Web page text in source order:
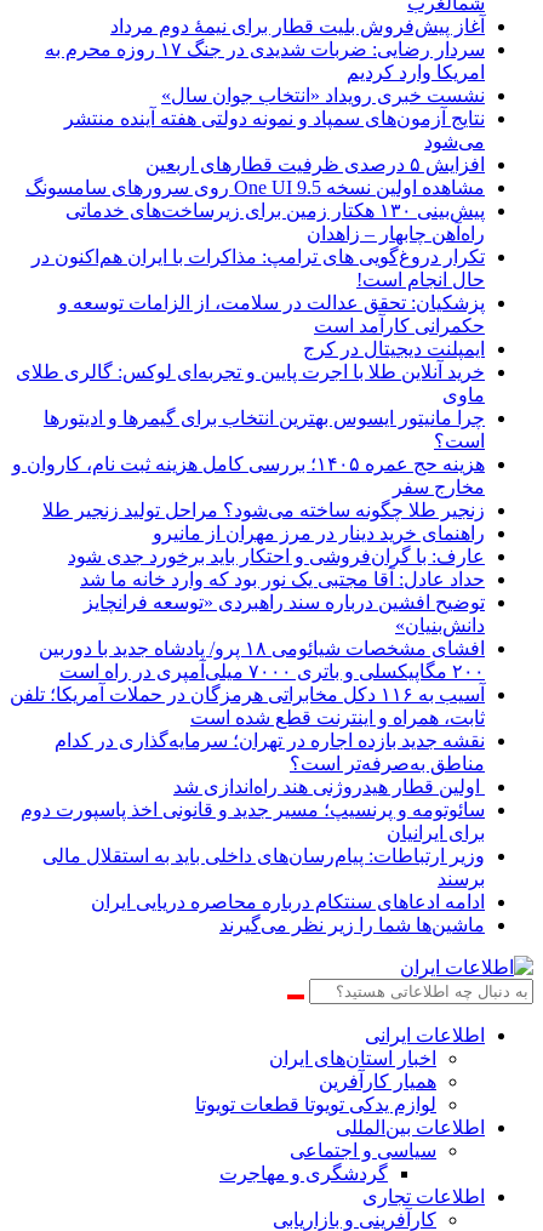
آغاز پیش‌فروش بلیت قطار برای نیمۀ دوم مرداد
سردار رضایی: ضربات شدیدی در جنگ ۱۷ روزه محرم به
امریکا وارد کردیم
نشست خبری رویداد «انتخاب جوان سال»
نتایج آزمون‌های سمپاد و نمونه دولتی هفته آینده منتشر
می‌شود
افزایش ۵ درصدی ظرفیت قطارهای اربعین
مشاهده اولین نسخه One UI 9.5 روی سرورهای سامسونگ
پیش‌بینی ۱۳۰ هکتار زمین برای زیرساخت‌های خدماتی
راه‌آهن چابهار – زاهدان
تکرار دروغ‌گویی های ترامپ: مذاکرات با ایران هم‌اکنون در
حال انجام است!
پزشکیان: تحقق عدالت در سلامت، از الزامات توسعه و
حکمرانی کارآمد است
ایمپلنت دیجیتال در کرج
خرید آنلاین طلا با اجرت پایین و تجربه‌ای لوکس: گالری طلای
ماوی
چرا مانیتور ایسوس بهترین انتخاب برای گیمرها و ادیتورها
است؟
هزینه حج عمره ۱۴۰۵؛ بررسی کامل هزینه ثبت نام، کاروان و
مخارج سفر
زنجیر طلا چگونه ساخته می‌شود؟ مراحل تولید زنجیر طلا
راهنمای خرید دینار در مرز مهران از مانیرو
عارف: با گران‌فروشی و احتکار باید برخورد جدی شود
حداد عادل: آقا مجتبی یک نور بود که وارد خانه ما شد
توضیح افشین درباره سند راهبردی «توسعه فرانچایز
دانش‌بنیان»
افشای مشخصات شیائومی ۱۸ پرو/ پادشاه جدید با دوربین
۲۰۰ مگاپیکسلی و باتری ۷۰۰۰ میلی‌آمپری در راه است
آسیب به ۱۱۶ دکل مخابراتی هرمزگان در حملات آمریکا؛ تلفن
ثابت، همراه و اینترنت ‌قطع شده است
نقشه جدید بازده اجاره در تهران؛ سرمایه‌گذاری در کدام
مناطق به‌صرفه‌تر است؟
اولین قطار هیدروژنی هند راه‌اندازی شد
سائوتومه و پرنسیپ؛ مسیر جدید و قانونی اخذ پاسپورت دوم
برای ایرانیان
وزیر ارتباطات: پیام‌رسان‌های داخلی باید به استقلال مالی
برسند
ادامه ادعاهای سنتکام درباره محاصره دریایی ایران
ماشین‌ها شما را زیر نظر می‌گیرند
اطلاعات‌ ‎ایرانی
اخبار استان‌های ایران
همیار کارآفرین
لوازم یدکی تویوتا قطعات تویوتا
اطلاعات بین‌المللی
سیاسی و اجتماعی
گردشگری و مهاجرت
اطلاعات تجاری
کارآفرینی و بازاریابی